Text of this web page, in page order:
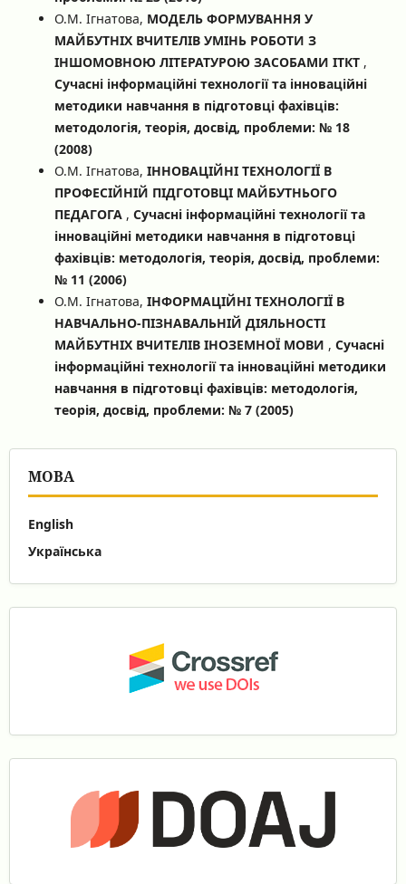
О.М. Ігнатова, МОДЕЛЬ ФОРМУВАННЯ У
МАЙБУТНІХ ВЧИТЕЛІВ УМІНЬ РОБОТИ З
ІНШОМОВНОЮ ЛІТЕРАТУРОЮ ЗАСОБАМИ ІТКТ ,
Сучасні інформаційні технології та інноваційні
методики навчання в підготовці фахівців:
методологія, теорія, досвід, проблеми: № 18
(2008)
О.М. Ігнатова, ІННОВАЦІЙНІ ТЕХНОЛОГІЇ В
ПРОФЕСІЙНІЙ ПІДГОТОВЦІ МАЙБУТНЬОГО
ПЕДАГОГА , Сучасні інформаційні технології та
інноваційні методики навчання в підготовці
фахівців: методологія, теорія, досвід, проблеми:
№ 11 (2006)
О.М. Ігнатова, ІНФОРМАЦІЙНІ ТЕХНОЛОГІЇ В
НАВЧАЛЬНО-ПІЗНАВАЛЬНІЙ ДІЯЛЬНОСТІ
МАЙБУТНІХ ВЧИТЕЛІВ ІНОЗЕМНОЇ МОВИ , Сучасні
інформаційні технології та інноваційні методики
навчання в підготовці фахівців: методологія,
теорія, досвід, проблеми: № 7 (2005)
МОВА
English
Українська